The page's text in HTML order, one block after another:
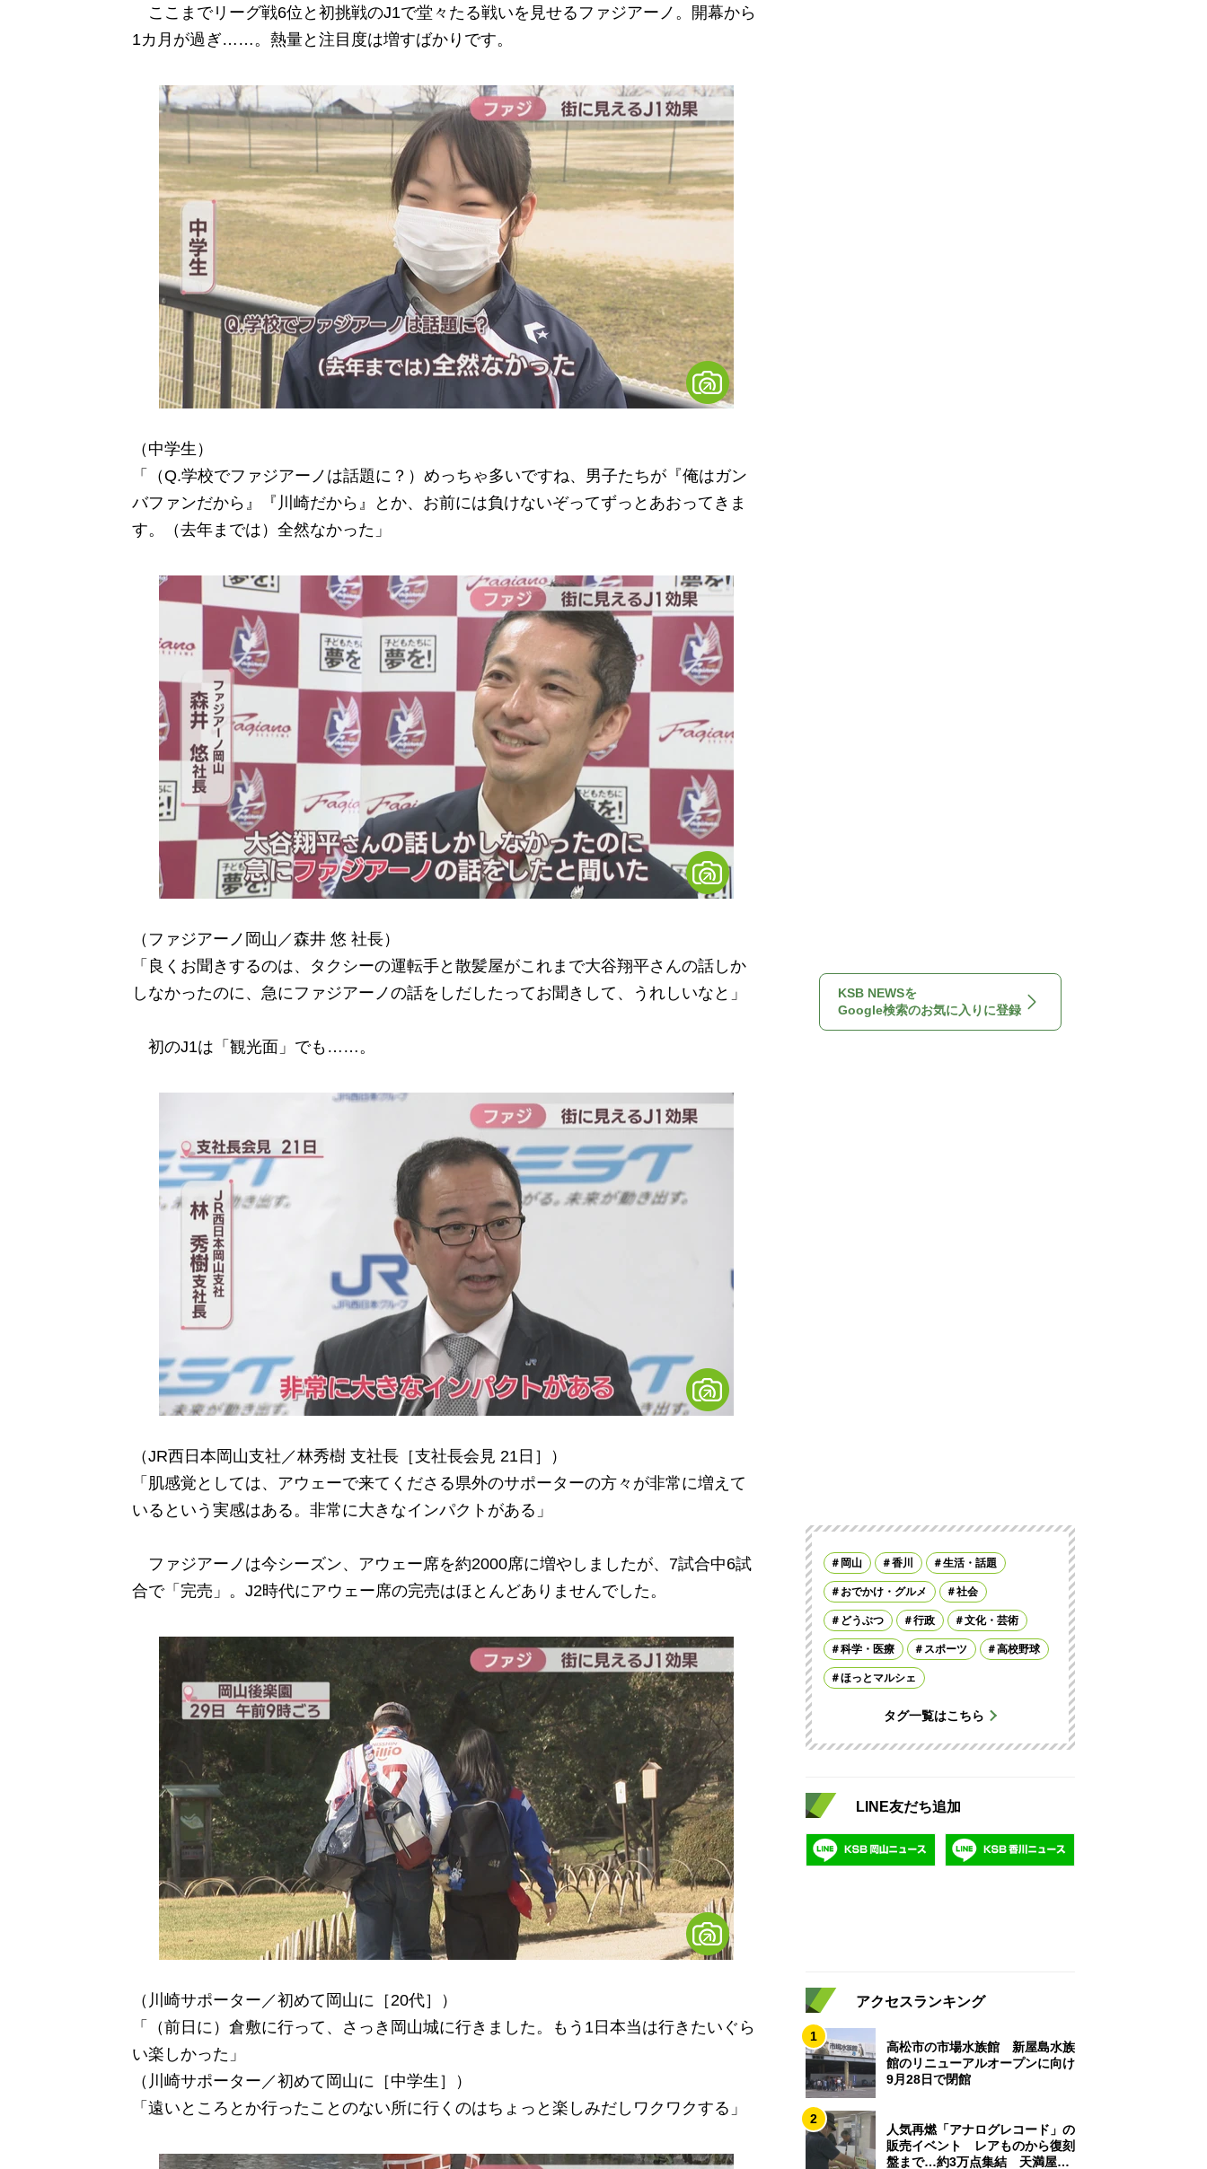
ここまでリーグ戦6位と初挑戦のJ1で堂々たる戦いを見せるファジアーノ。開幕から
1カ月が過ぎ……。熱量と注目度は増すばかりです。
（中学生）
「（Q.学校でファジアーノは話題に？）めっちゃ多いですね、男子たちが『俺はガン
バファンだから』『川崎だから』とか、お前には負けないぞってずっとあおってきま
す。（去年までは）全然なかった」
（ファジアーノ岡山／森井 悠 社長）
「良くお聞きするのは、タクシーの運転手と散髪屋がこれまで大谷翔平さんの話しか
しなかったのに、急にファジアーノの話をしだしたってお聞きして、うれしいなと」
初のJ1は「観光面」でも……。
（JR西日本岡山支社／林秀樹 支社長［支社長会見 21日］）
「肌感覚としては、アウェーで来てくださる県外のサポーターの方々が非常に増えて
いるという実感はある。非常に大きなインパクトがある」
ファジアーノは今シーズン、アウェー席を約2000席に増やしましたが、7試合中6試
合で「完売」。J2時代にアウェー席の完売はほとんどありませんでした。
（川崎サポーター／初めて岡山に［20代］）
「（前日に）倉敷に行って、さっき岡山城に行きました。もう1日本当は行きたいぐら
い楽しかった」
（川崎サポーター／初めて岡山に［中学生］）
「遠いところとか行ったことのない所に行くのはちょっと楽しみだしワクワクする」
KSB NEWSを
Google検索のお気に入りに登録
岡山 香川 生活・話題
おでかけ・グルメ 社会
どうぶつ 行政 文化・芸術
科学・医療 スポーツ 高校野球
ほっとマルシェ
タグ一覧はこちら
LINE友だち追加
アクセスランキング
1
高松市の市場水族館 新屋島水族
館のリニューアルオープンに向け
9月28日で閉館
2
人気再燃「アナログレコード」の
販売イベント レアものから復刻
盤まで…約3万点集結 天満屋岡